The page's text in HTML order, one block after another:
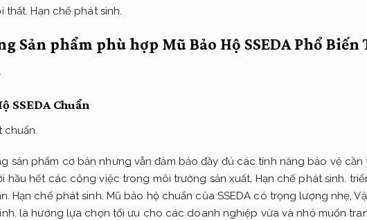
thất. Hạn chế phát sinh.
Sản phẩm phù hợp Mũ Bảo Hộ SSEDA Phổ Biến
SSEDA Chuẩn
chuẩn.
sản phẩm cơ bản nhưng vẫn đảm bảo đầy đủ các tính năng bảo vệ cần
hầu hết các công việc trong môi trường sản xuất, Hạn chế phát sinh.
Hạn chế phát sinh. Mũ bảo hộ chuẩn của SSEDA có trọng lượng nhẹ,
là hướng lựa chọn tối ưu cho các doanh nghiệp vừa và nhỏ muốn